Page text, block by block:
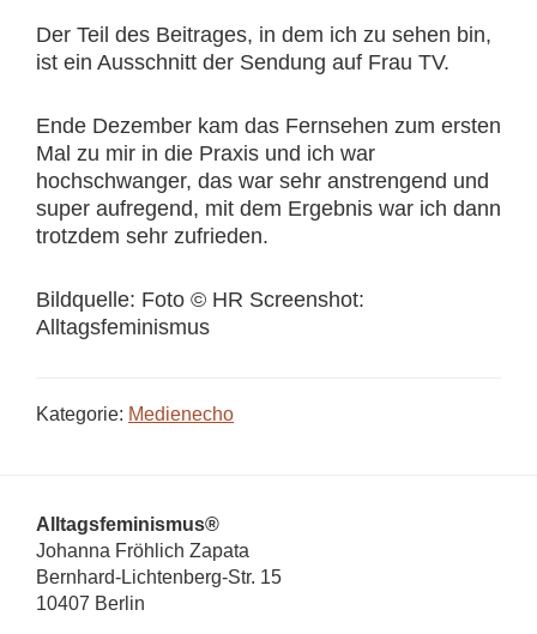
Der Teil des Beitrages, in dem ich zu sehen bin,
ist ein Ausschnitt der Sendung auf Frau TV.
Ende Dezember kam das Fernsehen zum ersten
Mal zu mir in die Praxis und ich war
hochschwanger, das war sehr anstrengend und
super aufregend, mit dem Ergebnis war ich dann
trotzdem sehr zufrieden.
Bildquelle: Foto © HR Screenshot:
Alltagsfeminismus
Kategorie: Medienecho
Footer
Alltagsfeminismus®
Johanna Fröhlich Zapata
Bernhard-Lichtenberg-Str. 15
10407 Berlin